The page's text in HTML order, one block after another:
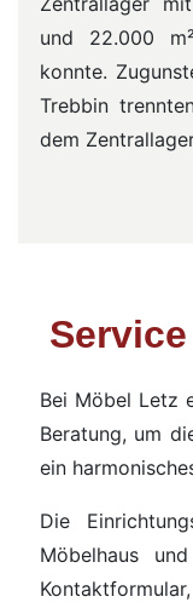
und 22.000
konnte.
Trebbin
dem
Bei Möbel Letz
Beratung, um
ein
Die
Möbelhaus